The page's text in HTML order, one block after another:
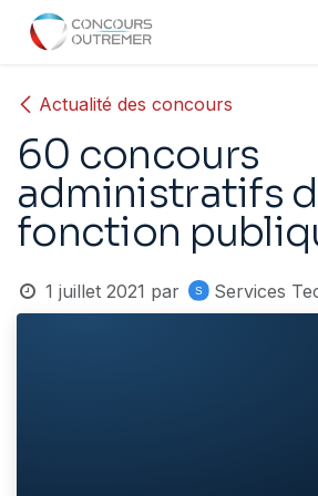
Se rendre au contenu
Actualité des concours
60 concours
administratifs
fonction
1 juillet 2021 par Services